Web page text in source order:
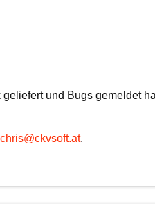
und Bugs gemeldet
chris@ckvsoft.at.